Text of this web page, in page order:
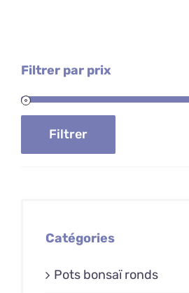
Filtrer par prix
Filtrer
Catégories
Pots bonsaï ronds